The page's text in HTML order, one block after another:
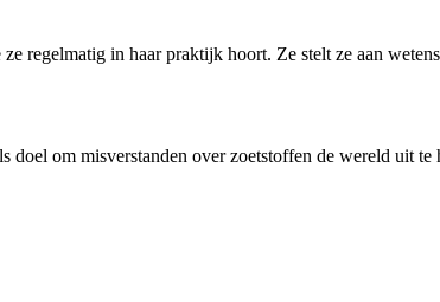
regelmatig in haar praktijk hoort. Ze stelt ze aan
om misverstanden over zoetstoffen de wereld uit